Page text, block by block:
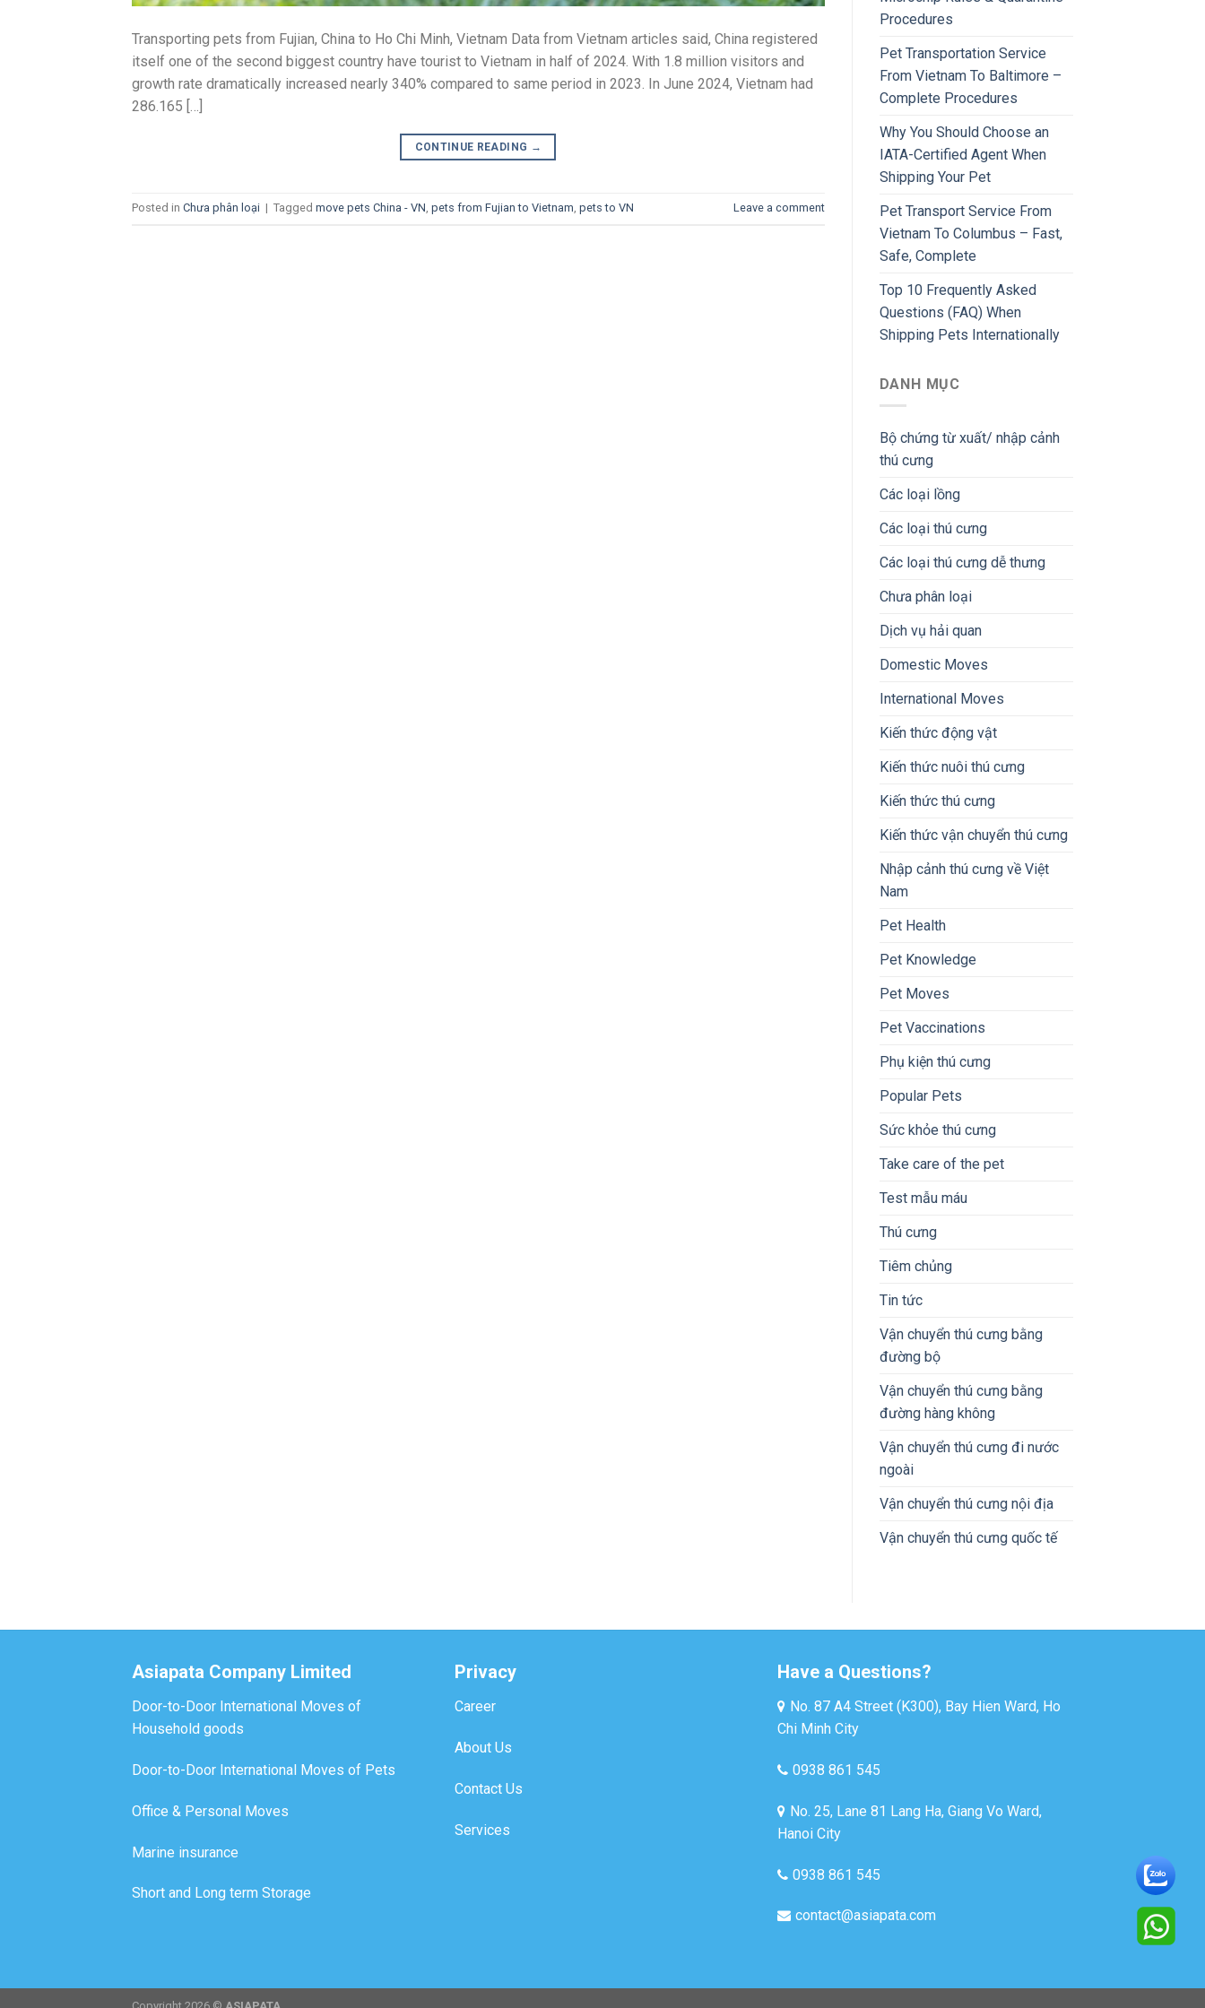
Transporting pets from Fujian, China to Ho Chi Minh, Vietnam Data from Vietnam articles said, China registered
itself one of the second biggest country have tourist to Vietnam in half of 2024. With 1.8 million visitors and
growth rate dramatically increased nearly 340% compared to same period in 2023. In June 2024, Vietnam had
286.165 […]
CONTINUE READING →
Posted in Chưa phân loại | Tagged move pets China - VN, pets from Fujian to Vietnam, pets to VN Leave a comment
Procedures
Pet Transportation Service
From Vietnam To Baltimore –
Complete Procedures
Why You Should Choose an
IATA-Certified Agent When
Shipping Your Pet
Pet Transport Service From
Vietnam To Columbus – Fast,
Safe, Complete
Top 10 Frequently Asked
Questions (FAQ) When
Shipping Pets Internationally
DANH MỤC
Bộ chứng từ xuất/ nhập cảnh
thú cưng
Các loại lồng
Các loại thú cưng
Các loại thú cưng dễ thưng
Chưa phân loại
Dịch vụ hải quan
Domestic Moves
International Moves
Kiến thức động vật
Kiến thức nuôi thú cưng
Kiến thức thú cưng
Kiến thức vận chuyển thú cưng
Nhập cảnh thú cưng về Việt
Nam
Pet Health
Pet Knowledge
Pet Moves
Pet Vaccinations
Phụ kiện thú cưng
Popular Pets
Sức khỏe thú cưng
Take care of the pet
Test mẫu máu
Thú cưng
Tiêm chủng
Tin tức
Vận chuyển thú cưng bằng
đường bộ
Vận chuyển thú cưng bằng
đường hàng không
Vận chuyển thú cưng đi nước
ngoài
Vận chuyển thú cưng nội địa
Vận chuyển thú cưng quốc tế
Asiapata Company Limited
Door-to-Door International Moves of
Household goods
Door-to-Door International Moves of Pets
Office & Personal Moves
Marine insurance
Short and Long term Storage
Privacy
Career
About Us
Contact Us
Services
Have a Questions?
No. 87 A4 Street (K300), Bay Hien Ward, Ho
Chi Minh City
0938 861 545
No. 25, Lane 81 Lang Ha, Giang Vo Ward,
Hanoi City
0938 861 545
contact@asiapata.com